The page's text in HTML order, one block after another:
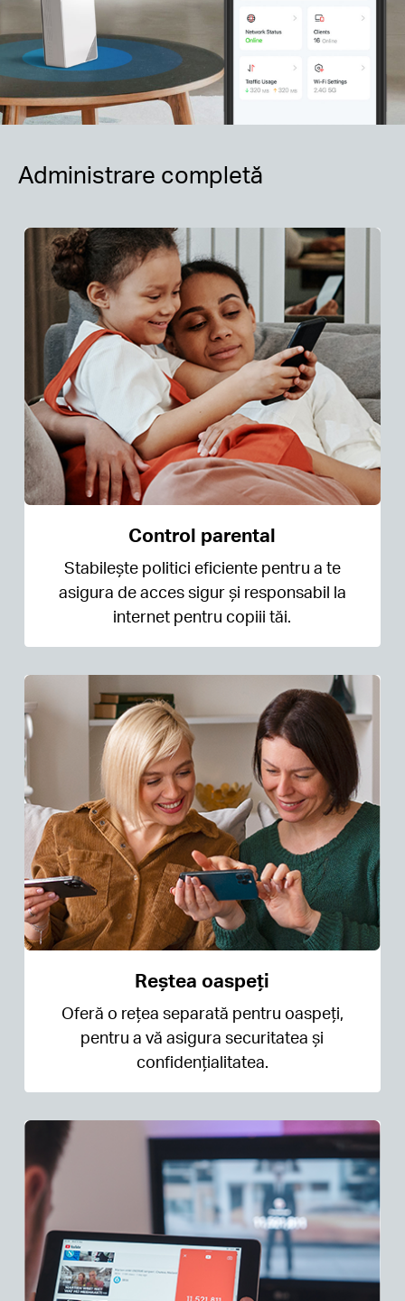
Administrare completă
Control parental
Stabilește politici eficiente pentru a te
asigura de acces sigur și responsabil la
internet pentru copiii tăi.
Reștea oaspeți
Oferă o rețea separată pentru oaspeți,
pentru a vă asigura securitatea și
confidențialitatea.